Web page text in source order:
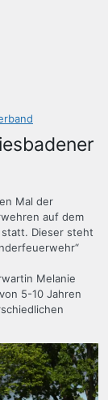
Mal der
auf dem
Dieser steht
Melanie
5-10 Jahren